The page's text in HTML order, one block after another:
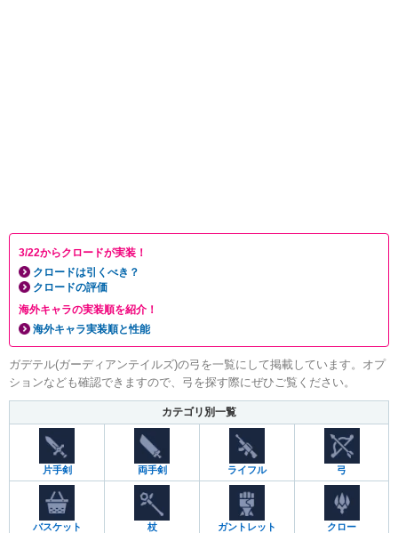
3/22からクロードが実装！
クロードは引くべき？
クロードの評価
海外キャラの実装順を紹介！
海外キャラ実装順と性能
ガデテル(ガーディアンテイルズ)の弓を一覧にして掲載しています。オプ
ションなども確認できますので、弓を探す際にぜひご覧ください。
カテゴリ別一覧
片手剣 両手剣 ライフル 弓
バスケット 杖 ガントレット クロー